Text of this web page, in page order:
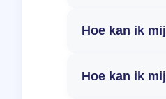
Hoe kan ik
Hoe kan ik